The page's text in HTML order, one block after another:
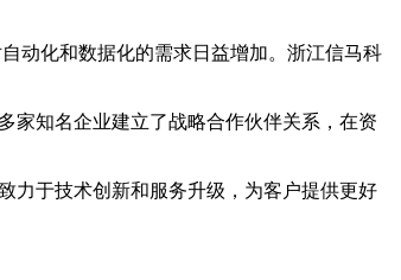
动化和数据化的需求日益增加。浙江信马科
家知名企业建立了战略合作伙伴关系，在资
力于技术创新和服务升级，为客户提供更好